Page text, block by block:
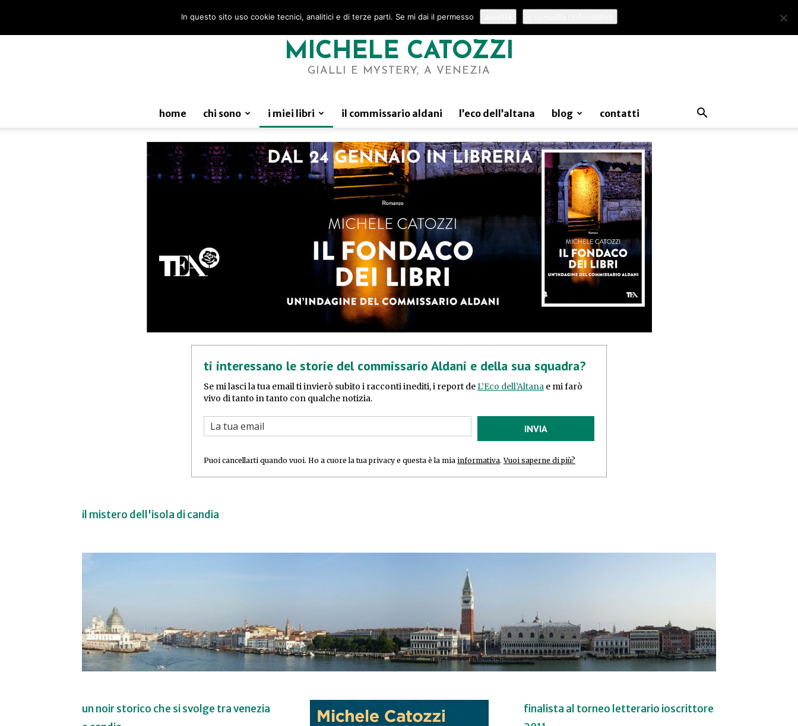
MICHELE CATOZZI
GIALLI E MYSTERY, A VENEZIA
home chi sono i miei libri il commissario aldani l’eco dell’altana blog contatti
ti interessano le storie del commissario Aldani e della sua squadra?
Se mi lasci la tua email ti invierò subito i racconti inediti, i report deL’Eco dell’Altana e mi farò
vivo di tanto in tanto con qualche notizia.
INVIA
Puoi cancellarti quando vuoi. Ho a cuore la tua privacy e questa è la mia informativa.Vuoi saperne di più?
il mistero dell'isola di candia
un noir storico che si svolge tra venezia
finalista al torneo letterario ioscrittore
In questo sito uso cookie tecnici, analitici e di terze parti. Se mi dai il permesso